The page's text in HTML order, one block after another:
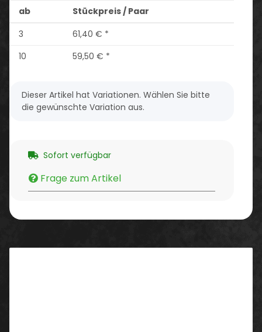
ab
Stückpreis / Paar
3
61,40 € *
10
59,50 € *
x
Dieser Artikel hat Variationen. Wählen Sie bitte
die gewünschte Variation aus.
Sofort verfügbar
Frage zum Artikel